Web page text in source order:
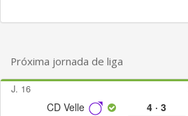
Próxima jornada de liga
J. 16
CD Velle 4· 3